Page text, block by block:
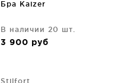
Бра Kaizer
В наличии 20 шт.
3 900 руб
Stilfort